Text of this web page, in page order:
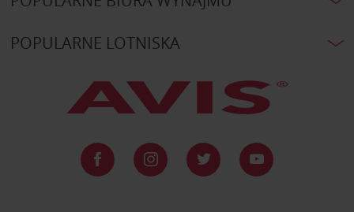
POPULARNE LOTNISKA